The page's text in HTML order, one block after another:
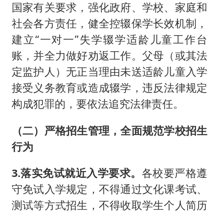
国家有关要求，强化政府、学校、家庭和
社会各方责任，健全控辍保学长效机制，
建立“一对一”失学辍学适龄儿童工作台
账，并全力做好劝返工作。父母（或其法
定监护人）无正当理由未送适龄儿童入学
接受义务教育或造成辍学，违反法律规定
构成犯罪的，要依法追究法律责任。
（二）严格招生管理，全面规范学校招生
行为
3.落实免试就近入学要求。 各校要严格遵
守免试入学规定，不得通过文化课考试、
测试等方式招生，不得收取学生个人简历